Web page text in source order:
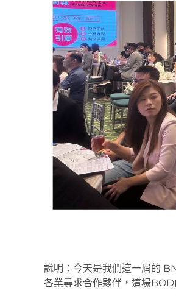
說明：今天是我們這一屆的
各業尋求合作夥伴，這場